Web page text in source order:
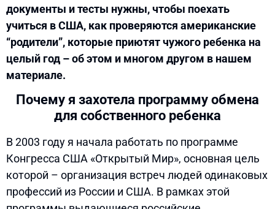
документы и тесты нужны, чтобы поехать
учиться в США, как проверяются американские
“родители”, которые приютят чужого ребенка на
целый год – об этом и многом другом в нашем
материале.
Почему я захотела программу обмена
для собственного ребенка
В 2003 году я начала работать по программе
Конгресса США «Открытый Мир», основная цель
которой – организация встреч людей одинаковых
профессий из России и США. В рамках этой